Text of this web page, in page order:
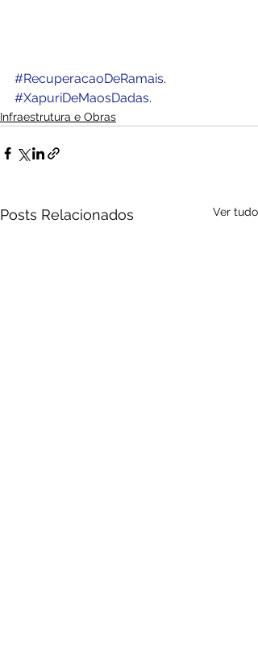
#RecuperacaoDeRamais.
#XapuriDeMaosDadas.
Infraestrutura e Obras
Posts Relacionados Ver tudo